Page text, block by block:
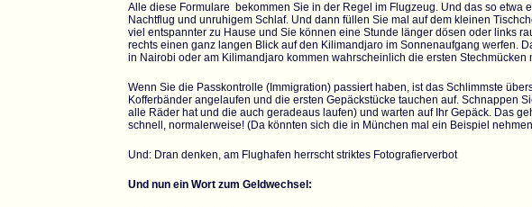
Alle diese Formulare bekommen Sie in der Regel im Flugzeug. Und das so etwa
Nachtflug und unruhigem Schlaf. Und dann füllen Sie mal auf dem kleinen
viel entspannter zu Hause und Sie können eine Stunde länger dösen oder links
rechts einen ganz langen Blick auf den Kilimandjaro im Sonnenaufgang werfen.
in Nairobi oder am Kilimandjaro kommen wahrscheinlich die ersten Stechmücken
Wenn Sie die Passkontrolle (Immigration) passiert haben, ist das Schlimmste
Kofferbänder angelaufen und die ersten Gepäckstücke tauchen auf. Schnappen
alle Räder hat und die auch geradeaus laufen) und warten auf Ihr Gepäck. Das
schnell, normalerweise! (Da könnten sich die in München mal ein Beispiel
Und: Dran denken, am Flughafen herrscht striktes Fotografierverbot
Und nun ein Wort zum Geldwechsel: